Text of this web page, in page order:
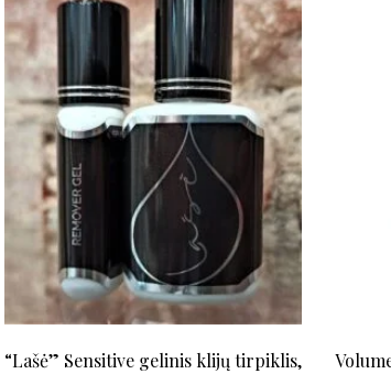
“Lašė” Sensitive gelinis klijų tirpiklis,